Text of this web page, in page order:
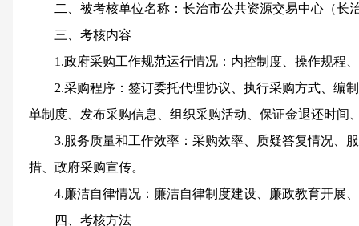
二、被考核单位名称：长治市公共资源交易中心（长
三、考核内容
1.政府采购工作规范运行情况：内控制度、操作规程
2.采购程序：签订委托代理协议、执行采购方式、编
单制度、发布采购信息、组织采购活动、保证金退还时间
3.服务质量和工作效率：采购效率、质疑答复情况、
措、政府采购宣传。
4.廉洁自律情况 ： 廉洁自律制度建设、廉政教育开展
四、考核方法